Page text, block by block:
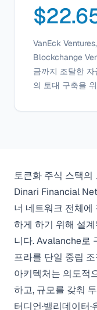
VanEck
Blockchange
금까지 조달한
의 토대 구축을
토큰화 주식 스택의
Dinari Financial
너 네트워크 전체에
하게 하기 위해 설
니다. Avalanche로
프라를 단일 중립
아키텍처는 의도적
하고, 규모를 갖춰
터디언·밸리데이터